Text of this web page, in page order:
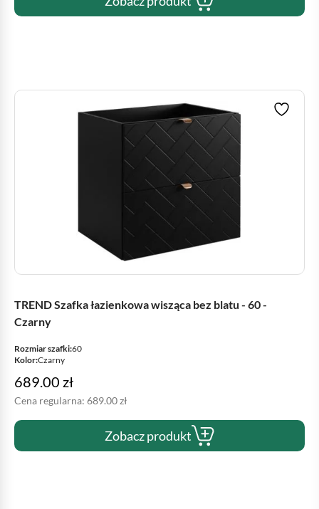
TREND Szafka łazienkowa wisząca bez blatu - 60 -
Czarny
Rozmiar szafki:60
Kolor:Czarny
689.00 zł
Cena regularna: 689.00zł
Zobacz produkt